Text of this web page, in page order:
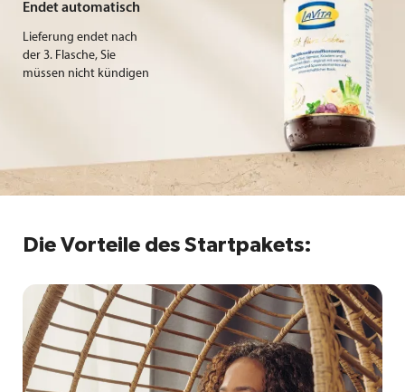
Endet automatisch
Lieferung endet nach
der 3. Flasche, Sie
müssen nicht kündigen
Die Vorteile des Startpakets: